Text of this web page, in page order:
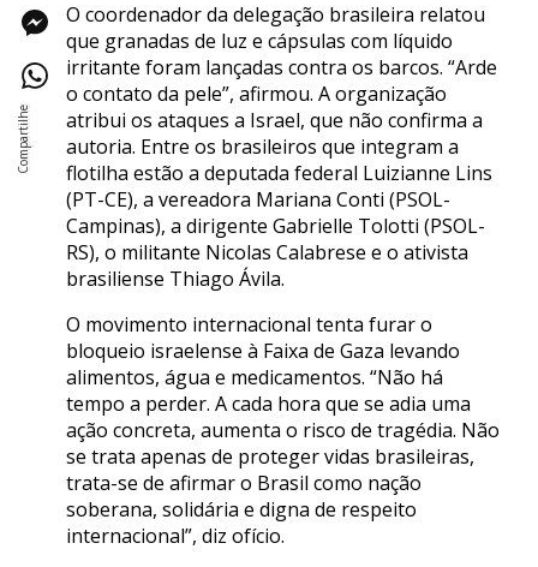
O coordenador da delegação brasileira relatou
que granadas de luz e cápsulas com líquido
irritante foram lançadas contra os barcos. “Arde
o contato da pele”, afirmou. A organização
atribui os ataques a Israel, que não confirma a
autoria. Entre os brasileiros que integram a
flotilha estão a deputada federal Luizianne Lins
(PT-CE), a vereadora Mariana Conti (PSOL-
Campinas), a dirigente Gabrielle Tolotti (PSOL-
RS), o militante Nicolas Calabrese e o ativista
brasiliense Thiago Ávila.
O movimento internacional tenta furar o
bloqueio israelense à Faixa de Gaza levando
alimentos, água e medicamentos. “Não há
tempo a perder. A cada hora que se adia uma
ação concreta, aumenta o risco de tragédia. Não
se trata apenas de proteger vidas brasileiras,
trata-se de afirmar o Brasil como nação
soberana, solidária e digna de respeito
internacional”, diz ofício.